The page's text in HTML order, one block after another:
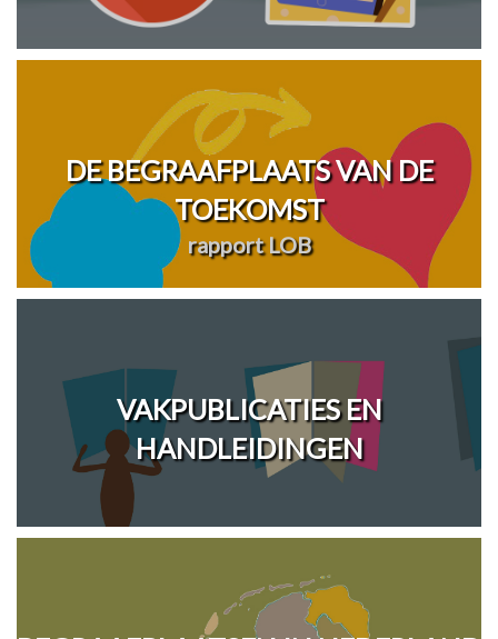
DE BEGRAAFPLAATS VAN DE
TOEKOMST
rapport LOB
VAKPUBLICATIES EN
HANDLEIDINGEN